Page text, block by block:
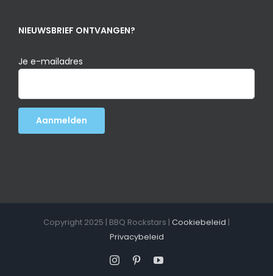
NIEUWSBRIEF ONTVANGEN?
Je e-mailadres
Copyright 2025 | BBQ Rockstars | Cookiebeleid |
Privacybeleid
InstagramPinterestYouTube